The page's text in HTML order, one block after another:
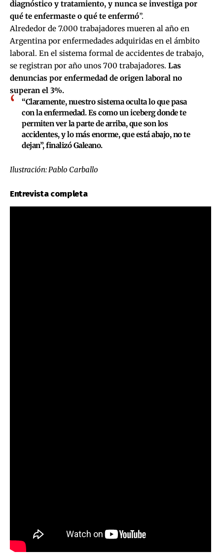
diagnóstico y tratamiento, y nunca se investiga por
qué te enfermaste o qué te enfermó”.
Alrededor de 7.000 trabajadores mueren al año en
Argentina por enfermedades adquiridas en el ámbito
laboral. En el sistema formal de accidentes de trabajo,
se registran por año unos 700 trabajadores. Las
denuncias por enfermedad de origen laboral no
superan el 3%.
“Claramente, nuestro sistema oculta lo que pasa
con la enfermedad. Es como un iceberg donde te
permiten ver la parte de arriba, que son los
accidentes, y lo más enorme, que está abajo, no te
dejan”, finalizó Galeano.
Ilustración: Pablo Carballo
Entrevista completa